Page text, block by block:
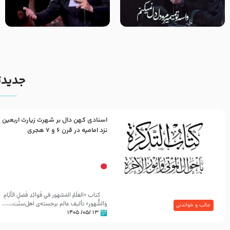
مصداق کربلا – حاج حسین سیب
شور ، حسینا! به‌ حق زهرا «أُنْظُرْ
إِلَینا» – عزاداری شب هفتم ماه
جالب و خواندنی
اسنادی کهن دال بر شهرت زیارت اربعین
نزد امامیه در قرن ۶ و ۷ هجری
کتاب «العَلَمُ المَشهور في فَوائِدِ فَضلِ الأيّامِ
وَالشُّهورِ» تألیف عالم برجسته‌ی اهل‌سنّت…...
۱۳ /۰۵/ ۱۴۰۵